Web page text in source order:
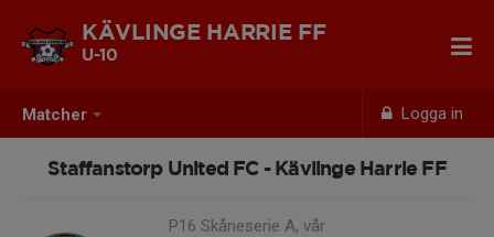
Matcher Logga in
KÄVLINGE HARRIE FF
U-10
Staffanstorp United FC - Kävlinge Harrie FF
P16 Skåneserie A, vår